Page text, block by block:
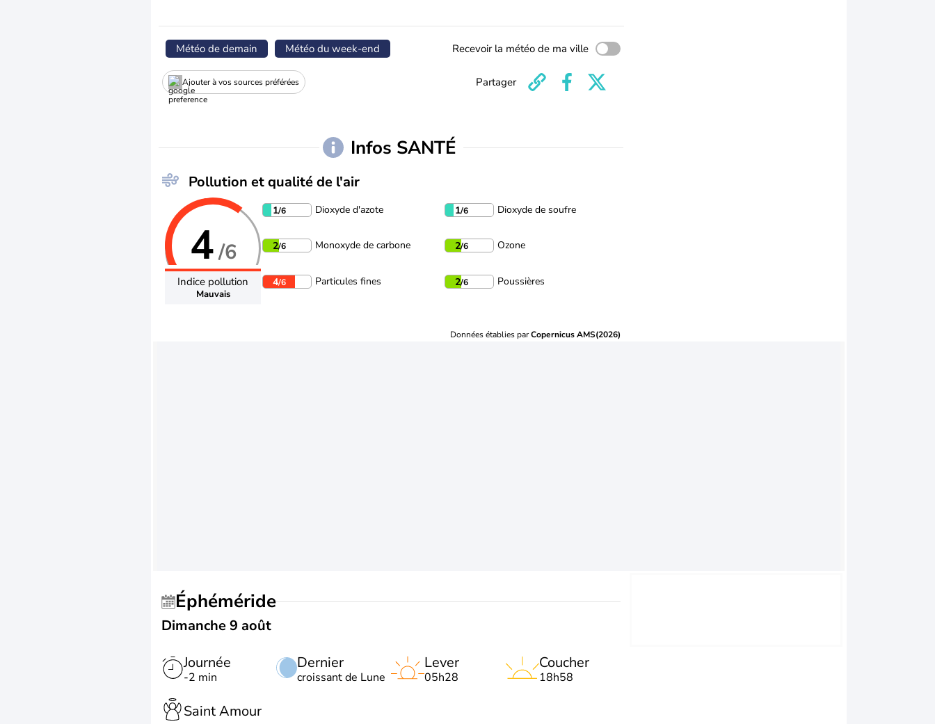
Météo de demain Météo du week-end Recevoir la météo de ma ville
Ajouter à vos sources préférées Partager
Infos SANTÉ
Pollution et qualité de l'air
4/6
Indice pollution
Mauvais
1/6 Dioxyde d'azote 1/6 Dioxyde de soufre
2/6 Monoxyde de carbone 2/6 Ozone
4/6 Particules fines 2/6 Poussières
Données établies parCopernicus AMS(2026)
Éphéméride
Dimanche 9 août
Journée
-2 min
Dernier
croissant de Lune
Lever
05h28
Coucher
18h58
Saint Amour